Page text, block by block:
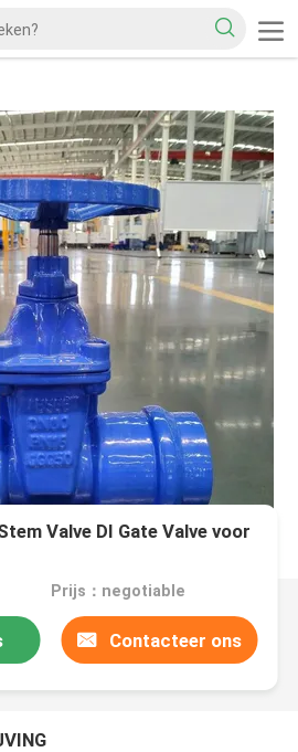
Valve DI Gate Valve voor
Prijs：negotiable
Contacteer ons